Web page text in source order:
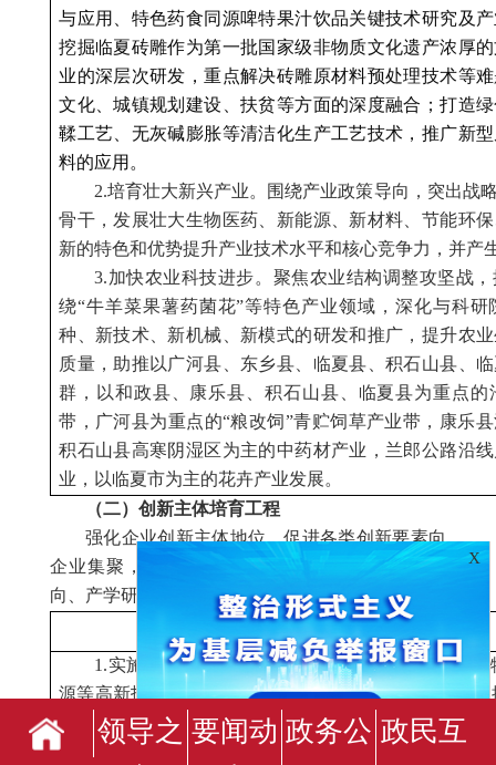
与应用、特色药食同源啤特果汁饮品关键技术研究及
挖掘临夏砖雕作为第一批国家级非物质文化遗产浓厚
业的深层次研发，重点解决砖雕原材料预处理技术等
文化、城镇规划建设、扶贫等方面的深度融合；打造
鞣工艺、无灰碱膨胀等清洁化生产工艺技术，推广新
料的应用。
2.培育壮大新兴产业。围绕产业政策导向，突出战
骨干，发展壮大生物医药、新能源、新材料、节能环
新的特色和优势提升产业技术水平和核心竞争力，并产
3.加快农业科技进步。聚焦农业结构调整攻坚战
绕“牛羊菜果薯药菌花”等特色产业领域，深化与科
种、新技术、新机械、新模式的研发和推广，提升农
质量，助推以广河县、东乡县、临夏县、积石山县、
群，以和政县、康乐县、积石山县、临夏县为重点的
带，广河县为重点的“粮改饲”青贮饲草产业带，康乐
积石山县高寒阴湿区为主的中药材产业，兰郎公路沿
业，以临夏市为主的花卉产业发展。
（二）创新主体培育工程
强化企业创新主体地位，促进各类创新要素向
企业集聚，构建形成以企业为主体、以市场为导
向、产学研用深度融合的技术创新格局。
专栏6-2 创新主体培育工程
1.实施高新技术企业倍增计划。围绕现代农业、
源等高新技术领域，支持百益、安多、佳源牧业等企
技攻关，打造以甘肃临夏国家农业科技园区为引领的
政策和产业导向，组建以甘肃华安生物科技集团为龙
领导之 要闻动 政务公 政民互
X